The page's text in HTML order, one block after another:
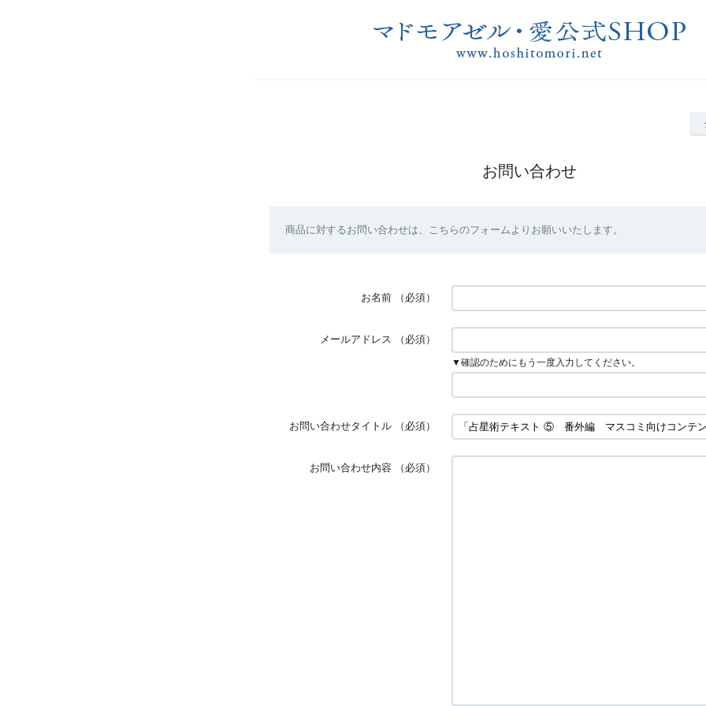
お問い合わせ
商品に対するお問い合わせは、こちらのフォームよりお願いいたします。
お名前 （必須）
メールアドレス （必須）
▼確認のためにもう一度入力してください。
お問い合わせタイトル （必須）
お問い合わせ内容 （必須）